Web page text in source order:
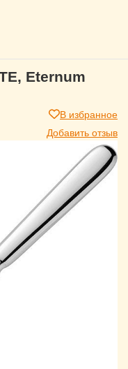
Eternum
В избранное
Добавить отзыв